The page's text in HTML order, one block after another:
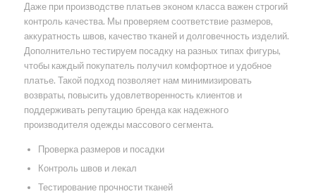
Даже при производстве платьев эконом класса важен строгий
контроль качества. Мы проверяем соответствие размеров,
аккуратность швов, качество тканей и долговечность изделий.
Дополнительно тестируем посадку на разных типах фигуры,
чтобы каждый покупатель получил комфортное и удобное
платье. Такой подход позволяет нам минимизировать
возвраты, повысить удовлетворенность клиентов и
поддерживать репутацию бренда как надежного
производителя одежды массового сегмента.
Проверка размеров и посадки
Контроль швов и лекал
Тестирование прочности тканей